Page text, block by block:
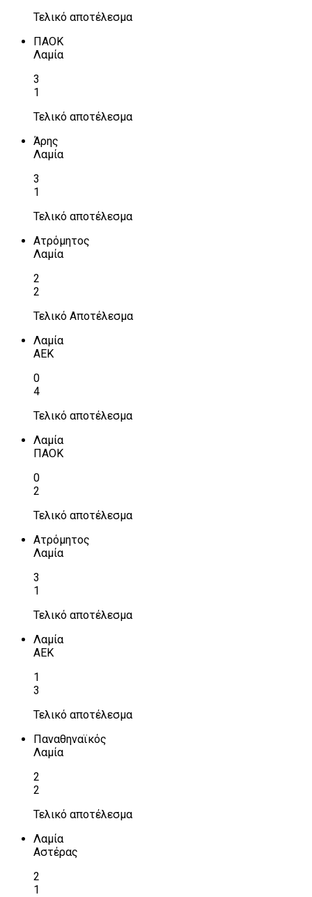
Τελικό αποτέλεσμα
ΠΑΟΚ
Λαμία
3
1
Τελικό αποτέλεσμα
Άρης
Λαμία
3
1
Τελικό αποτέλεσμα
Ατρόμητος
Λαμία
2
2
Τελικό Αποτέλεσμα
Λαμία
ΑΕΚ
0
4
Τελικό αποτέλεσμα
Λαμία
ΠΑΟΚ
0
2
Τελικό αποτέλεσμα
Ατρόμητος
Λαμία
3
1
Τελικό αποτέλεσμα
Λαμία
ΑΕΚ
1
3
Τελικό αποτέλεσμα
Παναθηναϊκός
Λαμία
2
2
Τελικό αποτέλεσμα
Λαμία
Αστέρας
2
1